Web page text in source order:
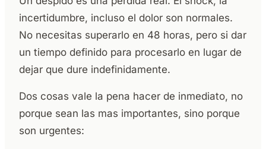
incertidumbre, incluso el dolor son normales.
No necesitas superarlo en 48 horas, pero si dar
un tiempo definido para procesarlo en lugar de
dejar que dure indefinidamente.
Dos cosas vale la pena hacer de inmediato, no
porque sean las mas importantes, sino porque
son urgentes: